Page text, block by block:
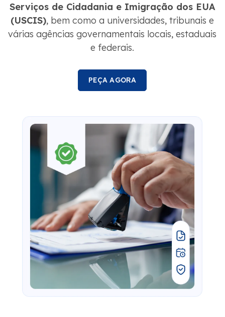
Serviços de Cidadania e Imigração dos EUA
(USCIS), bem como a universidades, tribunais e
várias agências governamentais locais, estaduais
e federais.
PEÇA AGORA